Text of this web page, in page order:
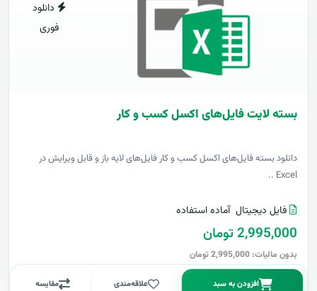
دانلود
فوری
بسته لایت فایل‌های اکسل کسب و کار
دانلود بسته فایل‌های اکسل کسب و کار فایل‌های لایه باز و قابل ویرایش در
Excel ..
فایل دیجیتال آماده استفاده
2,995,000 تومان
بدون مالیات: 2,995,000 تومان
افزودن به سبد علاقه‌مندی مقایسه